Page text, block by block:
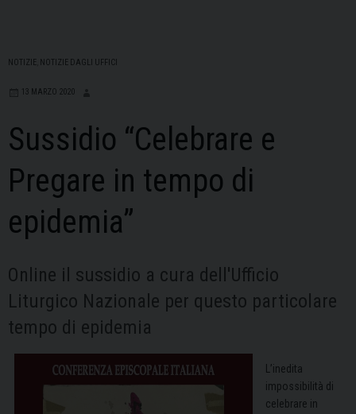
NOTIZIE NOTIZIE DAGLI UFFICI
13 MARZO 2020
Sussidio “Celebrare e
Pregare in tempo di
epidemia”
Online il sussidio a cura dell'Ufficio
Liturgico Nazionale per questo particolare
tempo di epidemia
L’inedita
impossibilità di
celebrare in